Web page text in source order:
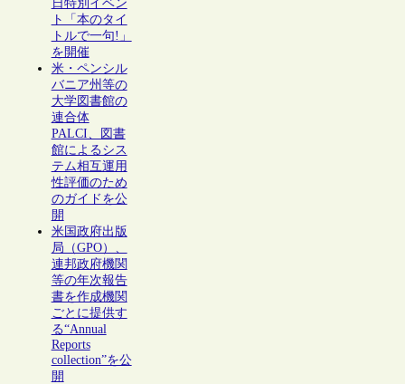
日特別イベン
ト「本のタイ
トルで一句!」
を開催
米・ペンシル
バニア州等の
大学図書館の
連合体
PALCI、図書
館によるシス
テム相互運用
性評価のため
のガイドを公
開
米国政府出版
局（GPO）、
連邦政府機関
等の年次報告
書を作成機関
ごとに提供す
る“Annual
Reports
collection”を公
開